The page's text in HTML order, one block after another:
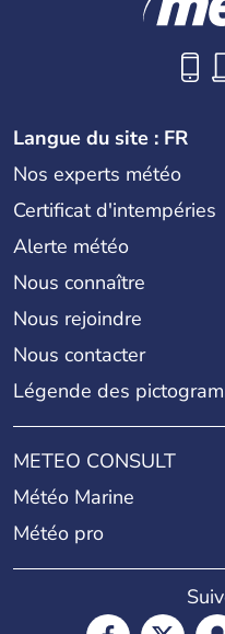
Langue du site : FR
Nos experts météo
Certificat d'intempéries
Alerte météo
Nous connaître
Nous rejoindre
Nous contacter
Légende des
METEO CONSULT
Météo Marine
Météo pro